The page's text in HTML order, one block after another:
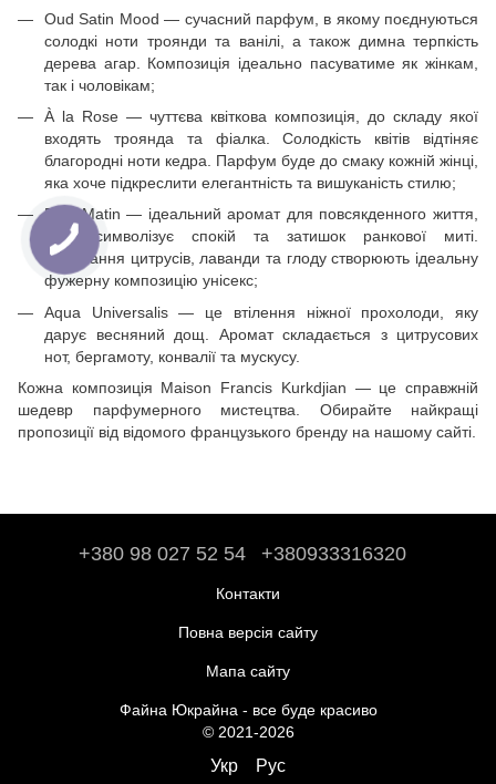
Oud Satin Mood — сучасний парфум, в якому поєднуються
солодкі ноти троянди та ванілі, а також димна терпкість
дерева агар. Композиція ідеально пасуватиме як жінкам,
так і чоловікам;
À la Rose — чуттєва квіткова композиція, до складу якої
входять троянда та фіалка. Солодкість квітів відтіняє
благородні ноти кедра. Парфум буде до смаку кожній жінці,
яка хоче підкреслити елегантність та вишуканість стилю;
Petit Matin — ідеальний аромат для повсякденного життя,
який символізує спокій та затишок ранкової миті.
Поєднання цитрусів, лаванди та глоду створюють ідеальну
фужерну композицію унісекс;
Aqua Universalis — це втілення ніжної прохолоди, яку
дарує весняний дощ. Аромат складається з цитрусових
нот, бергамоту, конвалії та мускусу.
Кожна композиція Maison Francis Kurkdjian — це справжній
шедевр парфумерного мистецтва. Обирайте найкращі
пропозиції від відомого французького бренду на нашому сайті.
+380 98 027 52 54 +380933316320
Контакти
Повна версія сайту
Мапа сайту
Файна Юкрайна - все буде красиво
© 2021-2026
Укр Рус